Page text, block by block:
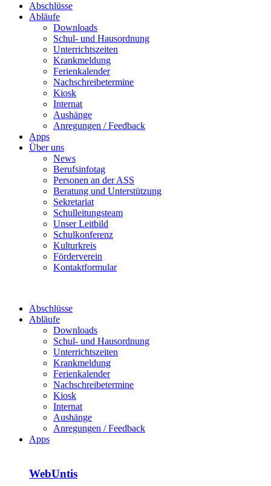
Abschlüsse
Abläufe
Downloads
Schul- und Hausordnung
Unterrichtszeiten
Krankmeldung
Ferienkalender
Nachschreibetermine
Kiosk
Internat
Aushänge
Anregungen / Feedback
Apps
Über uns
News
Berufsinfotag
Personen an der ASS
Beratung und Unterstützung
Sekretariat
Schulleitungsteam
Unser Leitbild
Schulkonferenz
Kulturkreis
Förderverein
Kontaktformular
Abschlüsse
Abläufe
Downloads
Schul- und Hausordnung
Unterrichtszeiten
Krankmeldung
Ferienkalender
Nachschreibetermine
Kiosk
Internat
Aushänge
Anregungen / Feedback
Apps
WebUntis